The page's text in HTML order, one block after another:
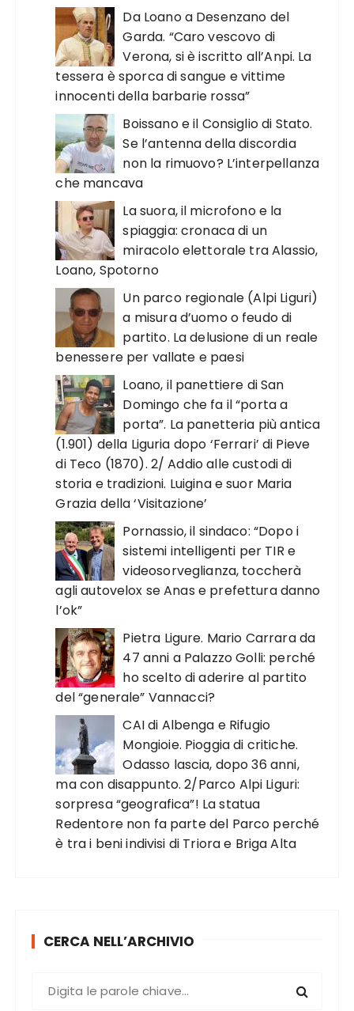
Da Loano a Desenzano del
Garda. “Caro vescovo di
Verona, si è iscritto all’Anpi. La
tessera è sporca di sangue e vittime
innocenti della barbarie rossa”
Boissano e il Consiglio di Stato.
Se l’antenna della discordia
non la rimuovo? L’interpellanza
che mancava
La suora, il microfono e la
spiaggia: cronaca di un
miracolo elettorale tra Alassio,
Loano, Spotorno
Un parco regionale (Alpi Liguri)
a misura d’uomo o feudo di
partito. La delusione di un reale
benessere per vallate e paesi
Loano, il panettiere di San
Domingo che fa il “porta a
porta”. La panetteria più antica
(1.901) della Liguria dopo ‘Ferrari’ di Pieve
di Teco (1870). 2/ Addio alle custodi di
storia e tradizioni. Luigina e suor Maria
Grazia della ‘Visitazione’
Pornassio, il sindaco: “Dopo i
sistemi intelligenti per TIR e
videosorveglianza, toccherà
agli autovelox se Anas e prefettura danno
l’ok”
Pietra Ligure. Mario Carrara da
47 anni a Palazzo Golli: perché
ho scelto di aderire al partito
del “generale” Vannacci?
CAI di Albenga e Rifugio
Mongioie. Pioggia di critiche.
Odasso lascia, dopo 36 anni,
ma con disappunto. 2/Parco Alpi Liguri:
sorpresa “geografica”! La statua
Redentore non fa parte del Parco perché
è tra i beni indivisi di Triora e Briga Alta
CERCA NELL’ARCHIVIO